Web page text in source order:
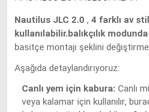
Nautilus JLC 2.0 , 4 farklı av
kullanılabilir.balıkçılık modunda
basitçe montajı şeklini
Aşağıda detaylandırıyoruz:
Canlı yem için kabura: Canlı
veya kalamar için kullanılır,